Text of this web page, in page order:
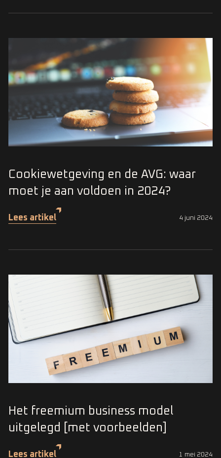
Cookiewetgeving en de AVG: waar
moet je aan voldoen in 2024?
Lees artikel 4 juni 2024
Het freemium business model
uitgelegd [met voorbeelden]
Lees artikel 1 mei 2024